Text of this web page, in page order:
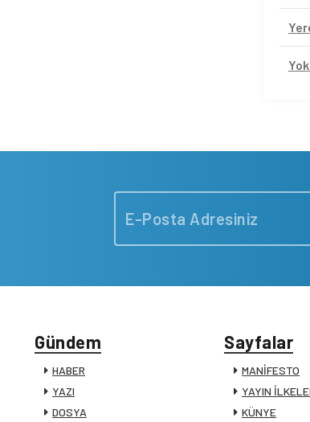
Gündem
HABER
YAZI
DOSYA
Sayfalar
MANİFESTO
YAYIN
KÜNYE